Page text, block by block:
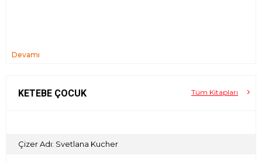
Devamı
KETEBE ÇOCUK Tüm Kitapları
Çizer Adı: Svetlana Kucher